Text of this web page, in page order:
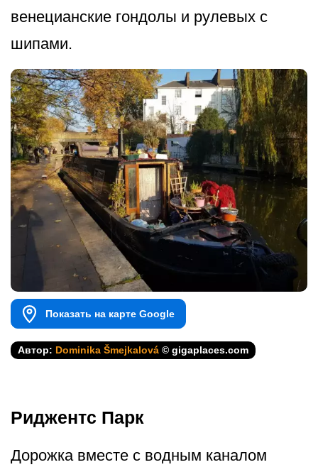
венецианские гондолы и рулевых с
шипами.
Показать на карте Google
Автор: Dominika Šmejkalová © gigaplaces.com
Риджентс Парк
Дорожка вместе с водным каналом